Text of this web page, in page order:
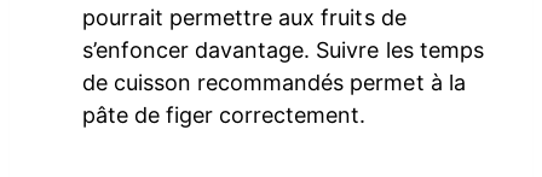
pourrait permettre aux fruits de
s’enfoncer davantage. Suivre les temps
de cuisson recommandés permet à la
pâte de figer correctement.